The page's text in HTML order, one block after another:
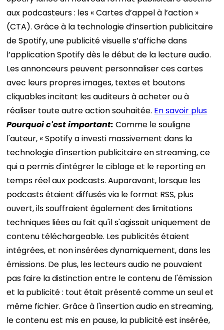
aux podcasteurs : les « Cartes d’appel à l’action »
(CTA). Grâce à la technologie d’insertion publicitaire
de Spotify, une publicité visuelle s’affiche dans
l’application Spotify dès le début de la lecture audio.
Les annonceurs peuvent personnaliser ces cartes
avec leurs propres images, textes et boutons
cliquables incitant les auditeurs à acheter ou à
réaliser toute autre action souhaitée. En savoir plus
Pourquoi c'estimportant: Comme le souligne
l'auteur, « Spotify a investi massivement dans la
technologie d'insertion publicitaire en streaming, ce
qui a permis d'intégrer le ciblage et le reporting en
temps réel aux podcasts. Auparavant, lorsque les
podcasts étaient diffusés via le format RSS, plus
ouvert, ils souffraient également des limitations
techniques liées au fait qu'il s'agissait uniquement de
contenu téléchargeable. Les publicités étaient
intégrées, et non insérées dynamiquement, dans les
émissions. De plus, les lecteurs audio ne pouvaient
pas faire la distinction entre le contenu de l'émission
et la publicité : tout était présenté comme un seul et
même fichier. Grâce à l'insertion audio en streaming,
le contenu est mis en pause, la publicité est insérée,